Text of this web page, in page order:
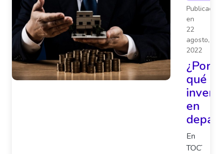
Publicado
en
22
agosto,
2022
¿Por
qué
en
En
TOCTOC